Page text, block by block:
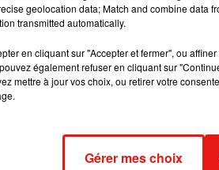
à la sécurité au travail. Pour
geolocation data; Match and combine data
transmitted automatically.
en cliquant sur "Accepter et fermer", ou
également refuser en cliquant sur
mettre à jour vos choix, ou retirer votre
Gérer mes choix